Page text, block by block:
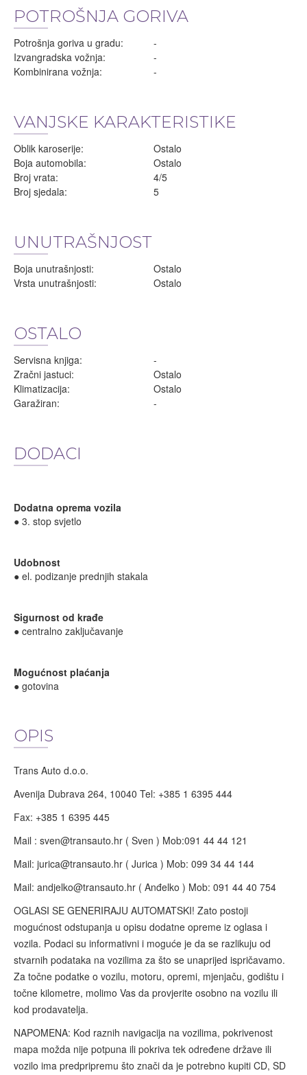
POTROŠNJA GORIVA
Potrošnja goriva u gradu:
-
Izvangradska vožnja:
-
Kombinirana vožnja:
-
VANJSKE KARAKTERISTIKE
Oblik karoserije:
Ostalo
Boja automobila:
Ostalo
Broj vrata:
4/5
Broj sjedala:
5
UNUTRAŠNJOST
Boja unutrašnjosti:
Ostalo
Vrsta unutrašnjosti:
Ostalo
OSTALO
Servisna knjiga:
-
Zračni jastuci:
Ostalo
Klimatizacija:
Ostalo
Garažiran:
-
DODACI
Dodatna oprema vozila
● 3. stop svjetlo
Udobnost
● el. podizanje prednjih stakala
Sigurnost od krađe
● centralno zaključavanje
Mogućnost plaćanja
● gotovina
OPIS
Trans Auto d.o.o.
Avenija Dubrava 264, 10040 Tel: +385 1 6395 444
Fax: +385 1 6395 445
Mail : sven@transauto.hr ( Sven ) Mob:091 44 44 121
Mail: jurica@transauto.hr ( Jurica ) Mob: 099 34 44 144
Mail: andjelko@transauto.hr ( Anđelko ) Mob: 091 44 40 754
OGLASI SE GENERIRAJU AUTOMATSKI! Zato postoji
mogućnost odstupanja u opisu dodatne opreme iz oglasa i
vozila. Podaci su informativni i moguće je da se razlikuju od
stvarnih podataka na vozilima za što se unaprijed ispričavamo.
Za točne podatke o vozilu, motoru, opremi, mjenjaču, godištu i
točne kilometre, molimo Vas da provjerite osobno na vozilu ili
kod prodavatelja.
NAPOMENA: Kod raznih navigacija na vozilima, pokrivenost
mapa možda nije potpuna ili pokriva tek određene države ili
vozilo ima predpripremu što znači da je potrebno kupiti CD, SD